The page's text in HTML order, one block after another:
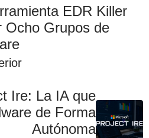
EDR Killer
Ocho Grupos de
Ire: La IA que
de Forma
Autónoma